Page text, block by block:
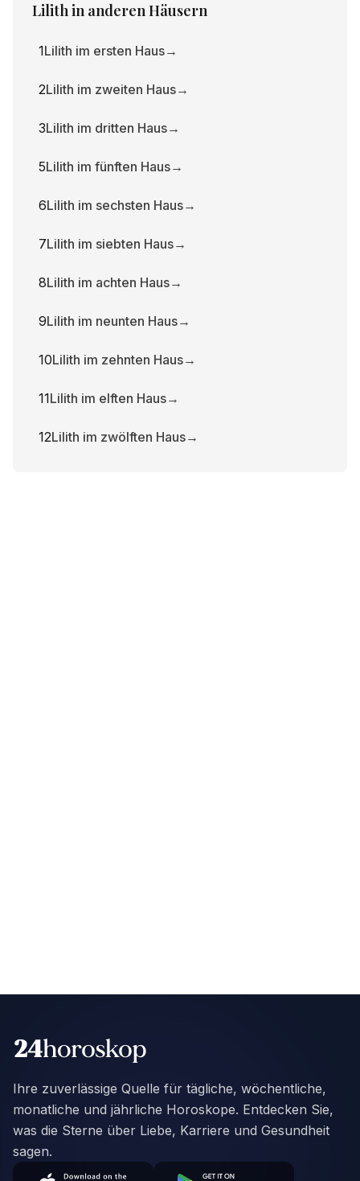
Lilithin anderen Häusern
1Lilith im ersten Haus→
2Lilith im zweiten Haus→
3Lilith im dritten Haus→
5Lilith im fünften Haus→
6Lilith im sechsten Haus→
7Lilith im siebten Haus→
8Lilith im achten Haus→
9Lilith im neunten Haus→
10Lilith im zehnten Haus→
11Lilith im elften Haus→
12Lilith im zwölften Haus→
Ihre zuverlässige Quelle für tägliche, wöchentliche,
monatliche und jährliche Horoskope. Entdecken Sie,
was die Sterne über Liebe, Karriere und Gesundheit
sagen.